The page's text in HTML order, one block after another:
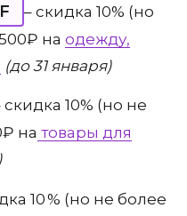
– скидка 10% (но
на одежду,
(до 31 января)
скидка 10% (но не
на товары для
10 % (но не более